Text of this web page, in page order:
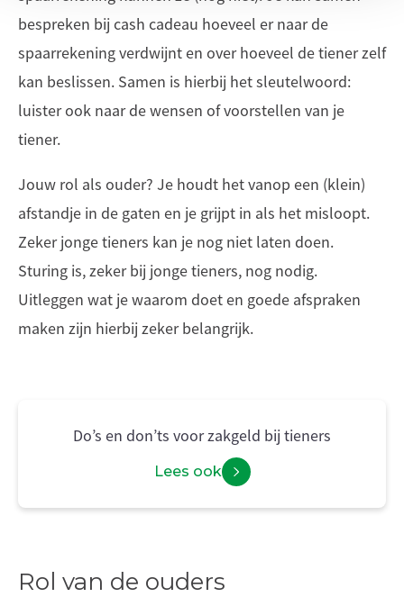
bespreken bij cash cadeau hoeveel er naar de
spaarrekening verdwijnt en over hoeveel de tiener zelf
kan beslissen. Samen is hierbij het sleutelwoord:
luister ook naar de wensen of voorstellen van je
tiener.
Jouw rol als ouder? Je houdt het vanop een (klein)
afstandje in de gaten en je grijpt in als het misloopt.
Zeker jonge tieners kan je nog niet laten doen.
Sturing is, zeker bij jonge tieners, nog nodig.
Uitleggen wat je waarom doet en goede afspraken
maken zijn hierbij zeker belangrijk.
Do’s en don’ts voor zakgeld bij tieners
Lees ook
Rol van de ouders